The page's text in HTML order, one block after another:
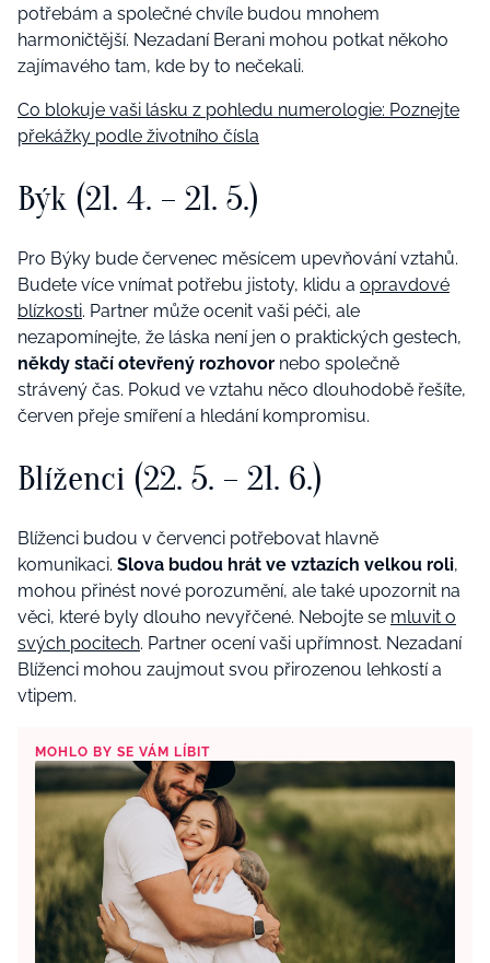
potřebám a společné chvíle budou mnohem
harmoničtější. Nezadaní Berani mohou potkat někoho
zajímavého tam, kde by to nečekali.
Co blokuje vaši lásku z pohledu numerologie: Poznejte
překážky podle životního čísla
Býk (21. 4. – 21. 5.)
Pro Býky bude červenec měsícem upevňování vztahů.
Budete více vnímat potřebu jistoty, klidu a opravdové
blízkosti. Partner může ocenit vaši péči, ale
nezapomínejte, že láska není jen o praktických gestech,
někdy stačí otevřený rozhovor nebo společně
strávený čas. Pokud ve vztahu něco dlouhodobě řešíte,
červen přeje smíření a hledání kompromisu.
Blíženci (22. 5. – 21. 6.)
Blíženci budou v červenci potřebovat hlavně
komunikaci. Slova budou hrát ve vztazích velkou roli,
mohou přinést nové porozumění, ale také upozornit na
věci, které byly dlouho nevyřčené. Nebojte se mluvit o
svých pocitech. Partner ocení vaši upřímnost. Nezadaní
Blíženci mohou zaujmout svou přirozenou lehkostí a
vtipem.
MOHLO BY SE VÁM LÍBIT